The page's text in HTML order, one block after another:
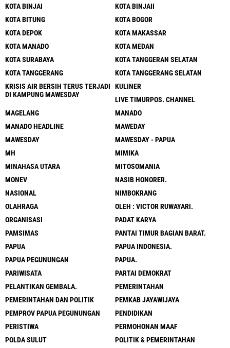
KOTA BINJAI
KOTA BINJAII
KOTA BITUNG
KOTA BOGOR
KOTA DEPOK
KOTA MAKASSAR
KOTA MANADO
KOTA MEDAN
KOTA SURABAYA
KOTA TANGGERAN SELATAN
KOTA TANGGERANG
KOTA TANGGERANG SELATAN
KRISIS AIR BERSIH TERUS TERJADI
DI KAMPUNG MAWESDAY
KULINER
LIVE TIMURPOS. CHANNEL
MAGELANG
MANADO
MANADO HEADLINE
MAWEDAY
MAWESDAY
MAWESDAY - PAPUA
MH
MIMIKA
MINAHASA UTARA
MITOSOMANIA
MONEV
NASIB HONORER.
NASIONAL
NIMBOKRANG
OLAHRAGA
OLEH : VICTOR RUWAYARI.
ORGANISASI
PADAT KARYA
PAMSIMAS
PANTAI TIMUR BAGIAN BARAT.
PAPUA
PAPUA INDONESIA.
PAPUA PEGUNUNGAN
PAPUA.
PARIWISATA
PARTAI DEMOKRAT
PELANTIKAN GEMBALA.
PEMERINTAHAN
PEMERINTAHAN DAN POLITIK
PEMKAB JAYAWIJAYA
PEMPROV PAPUA PEGUNUNGAN
PENDIDIKAN
PERISTIWA
PERMOHONAN MAAF
POLDA SULUT
POLITIK & PEMERINTAHAN